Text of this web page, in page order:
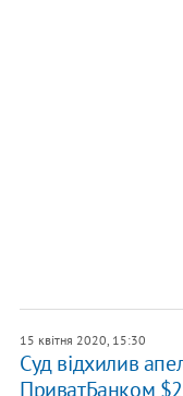
15 квітня 2020, 15:30
Суд відхилив
ПриватБанком